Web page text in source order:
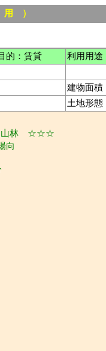
用 ）
的：賃貸
利用用途
建物面積
土地形態
況山林 ☆☆☆
向